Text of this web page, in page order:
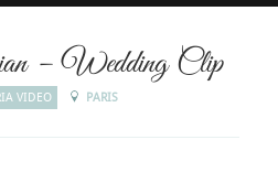
– Wedding Clip
VIDEO PARIS